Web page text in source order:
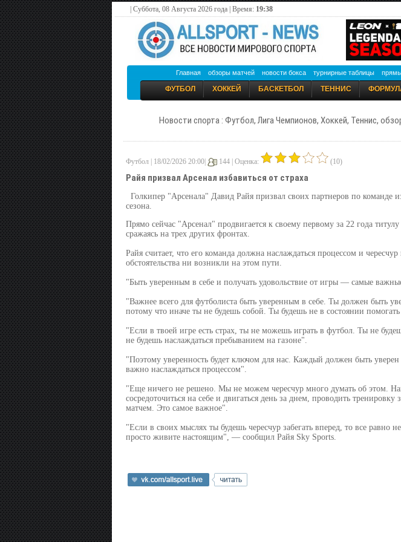
| Суббота, 08 Августа 2026 года | Время: 19:38
Главная обзоры матчей новости бокса турнирные таблицы
ФУТБОЛ ХОККЕЙ БАСКЕТБОЛ ТЕННИС
Новости спорта : Футбол, Лига Чемпионов, Хоккей, Теннис,
Футбол | 18/02/2026 20:00| 144 | Оценка: (10)
Райя призвал Арсенал избавиться от страха
Голкипер "Арсенала" Давид Райя призвал своих партнеров по команде
сезона.
Прямо сейчас "Арсенал" продвигается к своему первому за 22 года
сражаясь на трех других фронтах.
Райя считает, что его команда должна наслаждаться процессом и чересчур
обстоятельства ни возникли на этом пути.
"Быть уверенным в себе и получать удовольствие от игры — самые
"Важнее всего для футболиста быть уверенным в себе. Ты должен быть
потому что иначе ты не будешь собой. Ты будешь не в состоянии
"Если в твоей игре есть страх, ты не можешь играть в футбол. Ты не
не будешь наслаждаться пребыванием на газоне".
"Поэтому уверенность будет ключом для нас. Каждый должен быть уверен
важно наслаждаться процессом".
"Еще ничего не решено. Мы не можем чересчур много думать об этом.
сосредоточиться на себе и двигаться день за днем, проводить тренировку
матчем. Это самое важное".
"Если в своих мыслях ты будешь чересчур забегать вперед, то все равно
просто живите настоящим", — сообщил Райя Sky Sports.